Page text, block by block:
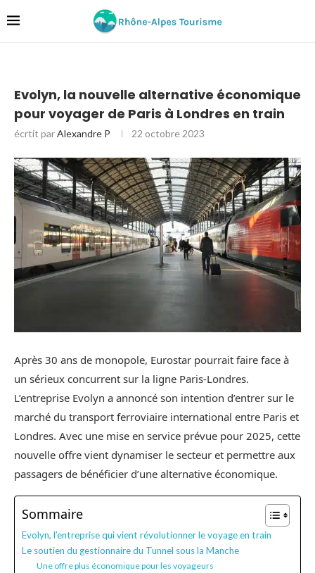
Evolyn, la nouvelle alternative économique
pour voyager de Paris à Londres en train
écrtit parAlexandre P 22 octobre 2023
Après 30 ans de monopole, Eurostar pourrait faire face à
un sérieux concurrent sur la ligne Paris-Londres.
L’entreprise Evolyn a annoncé son intention d’entrer sur le
marché du transport ferroviaire international entre Paris et
Londres. Avec une mise en service prévue pour 2025, cette
nouvelle offre vient dynamiser le secteur et permettre aux
passagers de bénéficier d’une alternative économique.
Sommaire
Evolyn, l’entreprise qui vient révolutionner le voyage en train
Le soutien du gestionnaire du Tunnel sous la Manche
Une offre plus économique pour les voyageurs